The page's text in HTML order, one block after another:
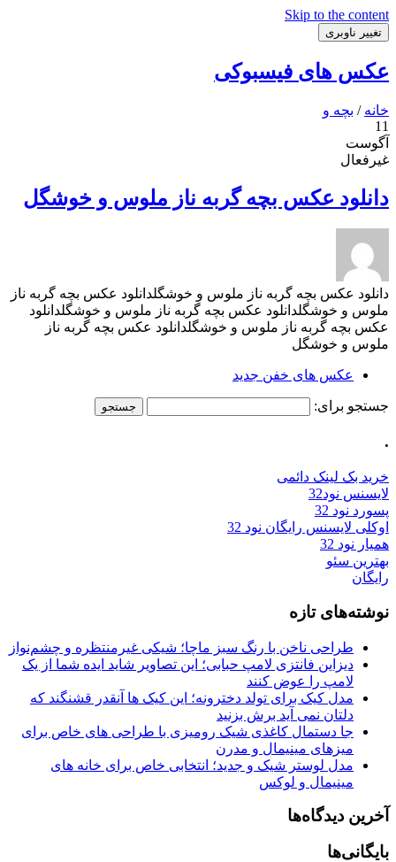
Skip to the content
تغییر ناوبری
عکس های فیسبوکی
خانه / بچه و
11
آگوست
غیرفعال
دانلود عکس بچه گربه ناز ملوس و خوشگل
دانلود عکس بچه گربه ناز ملوس و خوشگلدانلود عکس بچه گربه ناز
ملوس و خوشگلدانلود عکس بچه گربه ناز ملوس و خوشگلدانلود
عکس بچه گربه ناز ملوس و خوشگلدانلود عکس بچه گربه ناز
ملوس و خوشگل
عکس های خفن جدید
جستجو برای:
.
خرید بک لینک دائمی
لایسنس نود32
پسورد نود 32
اوکلی لایسنس رایگان نود 32
همیار نود 32
بهترین سئو
رایگان
نوشته‌های تازه
طراحی ناخن با رنگ سبز ماچا؛ شیکی غیرمنتظره و چشم‌نواز
دیزاین فانتزی لامپ حبابی؛ این تصاویر شاید ایده شما از یک
لامپ را عوض کنند
مدل کیک برای تولد دخترونه؛ این کیک ها آنقدر قشنگند که
دلتان نمی آید برش بزنید
جا دستمال کاغذی شیک رومیزی با طراحی های خاص برای
میزهای مینیمال و مدرن
مدل لوستر شیک و جدید؛ انتخابی خاص برای خانه های
مینیمال و لوکس
آخرین دیدگاه‌ها
بایگانی‌ها